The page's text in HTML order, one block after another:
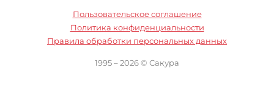
Пользовательское соглашение
Политика конфиденциальности
Правила обработки персональных данных
1995 – 2026 © Сакура